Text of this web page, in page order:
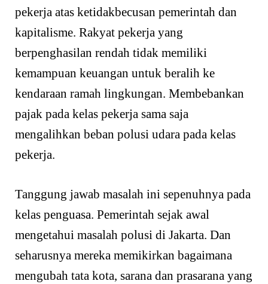
pekerja atas ketidakbecusan pemerintah dan
kapitalisme. Rakyat pekerja yang
berpenghasilan rendah tidak memiliki
kemampuan keuangan untuk beralih ke
kendaraan ramah lingkungan. Membebankan
pajak pada kelas pekerja sama saja
mengalihkan beban polusi udara pada kelas
pekerja.
Tanggung jawab masalah ini sepenuhnya pada
kelas penguasa. Pemerintah sejak awal
mengetahui masalah polusi di Jakarta. Dan
seharusnya mereka memikirkan bagaimana
mengubah tata kota, sarana dan prasarana yang